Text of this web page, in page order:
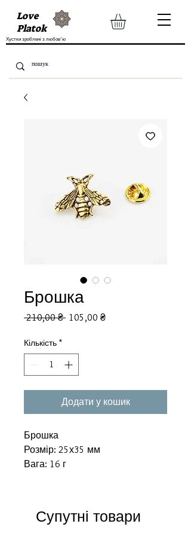
Love
Platok
Хустки зроблені з любов'ю
Брошка
210,00 ₴ Звичайна
105,00 ₴За
Кількість *
Додати у кошик
Брошка
Розмір: 25х35 мм
Вага: 16 г
Супутні товари